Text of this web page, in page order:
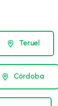
Teruel
Córdoba